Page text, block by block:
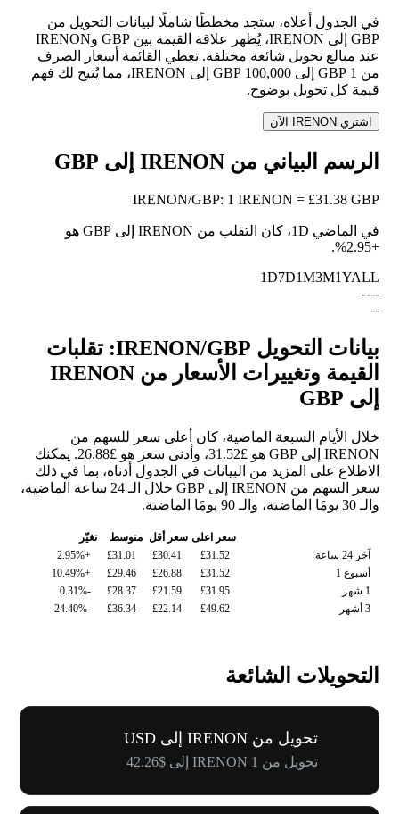
في الجدول أعلاه، ستجد مخططًا شاملًا لبيانات التحويل من
GBP إلى IRENON، يُظهر علاقة القيمة بين GBP وIRENON
عند مبالغ تحويل شائعة مختلفة. تغطي القائمة أسعار الصرف
من 1 GBP إلى 100,000 GBP إلى IRENON، مما يُتيح لك فهم
قيمة كل تحويل بوضوح.
اشتري IRENON الآن
الرسم البياني من IRENON إلى GBP
IRENON/GBP: 1 IRENON = £31.38 GBP
في الماضي 1D، كان التقلب من IRENON إلى GBP هو
+2.95%
.
1D7D1M3M1YALL
--
--
--
بيانات التحويل IRENON/GBP: تقلبات
القيمة وتغييرات الأسعار من IRENON
إلى GBP
خلال الأيام السبعة الماضية، كان أعلى سعر للسهم من
IRENON إلى GBP هو £31.52، وأدنى سعر هو £26.88. يمكنك
الاطلاع على المزيد من البيانات في الجدول أدناه، بما في ذلك
سعر السهم من IRENON إلى GBP خلال الـ 24 ساعة الماضية،
والـ 30 يومًا الماضية، والـ 90 يومًا الماضية.
سعر اعلى سعر أقل متوسط
تغيّر
آخر 24 ساعة
£31.52
£30.41
£31.01
+2.95%
أسبوع 1
£31.52
£26.88
£29.46
+10.49%
1 شهر
£31.95
£21.59
£28.37
-0.31%
3 أشهر
£49.62
£22.14
£36.34
-24.40%
التحويلات الشائعة
تحويل من IRENON إلى USD
تحويل من 1 IRENON إلى $42.26